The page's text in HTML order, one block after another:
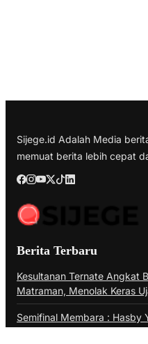
Sijege.id Adalah Media
memuat berita lebih cepat
Berita Terbaru
Kesultanan Ternate Angkat
Matraman, Menolak Keras
Semifinal Membara : Hasby